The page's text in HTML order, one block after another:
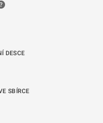
DESCE
SBÍRCE